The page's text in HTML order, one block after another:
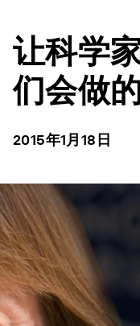
让科学
们会做
2015年1月18日